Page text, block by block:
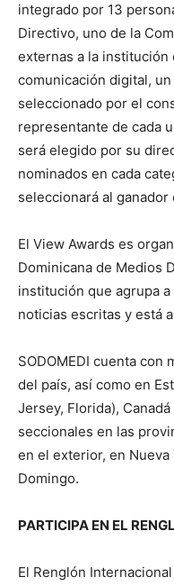
integrado por 13
Directivo, uno de la
externas a la
comunicación digital,
seleccionado por el
representante de cada
será elegido por su
nominados en cada
seleccionará al ganador
El View Awards es
Dominicana de Medios
institución que agrupa
noticias escritas y está
SODOMEDI cuenta con
del país, así como en
Jersey, Florida),
seccionales en las
en el exterior, en
Domingo.
PARTICIPA EN EL
El Renglón